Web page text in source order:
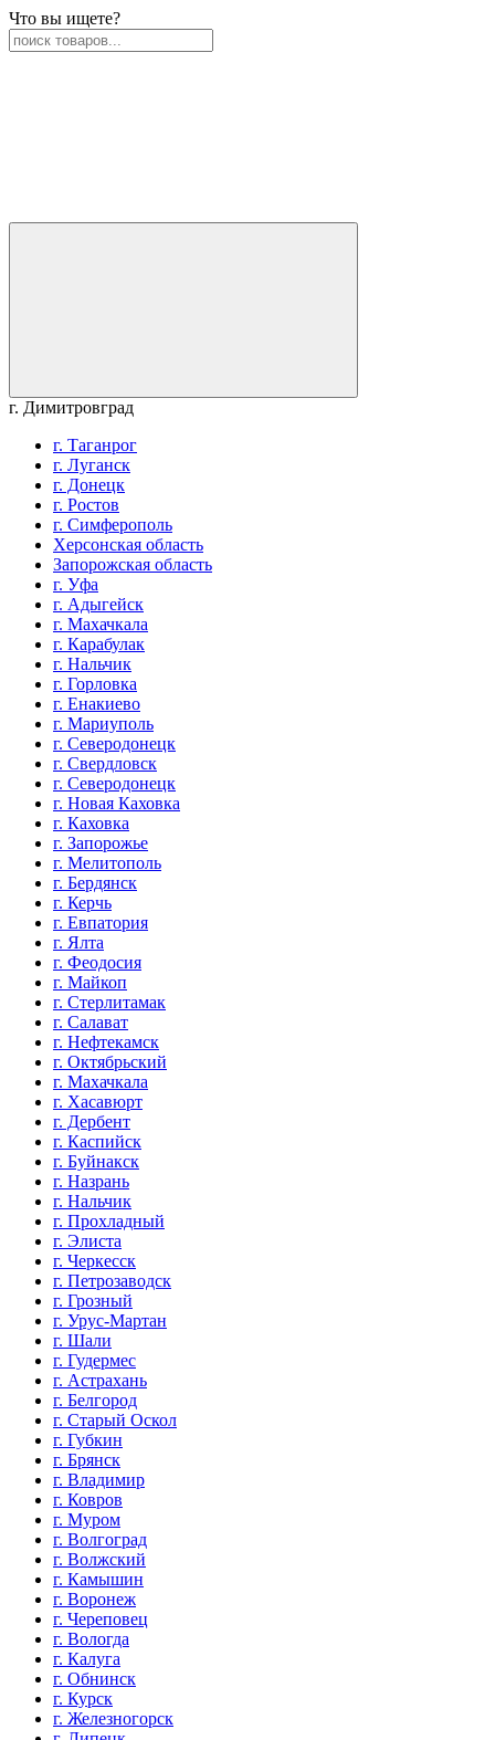
Что вы ищете?
г. Димитровград
г. Таганрог
г. Луганск
г. Донецк
г. Ростов
г. Симферополь
Херсонская область
Запорожская область
г. Уфа
г. Адыгейск
г. Махачкала
г. Карабулак
г. Нальчик
г. Горловка
г. Енакиево
г. Мариуполь
г. Северодонецк
г. Свердловск
г. Северодонецк
г. Новая Каховка
г. Каховка
г. Запорожье
г. Мелитополь
г. Бердянск
г. Керчь
г. Евпатория
г. Ялта
г. Феодосия
г. Майкоп
г. Стерлитамак
г. Салават
г. Нефтекамск
г. Октябрьский
г. Махачкала
г. Хасавюрт
г. Дербент
г. Каспийск
г. Буйнакск
г. Назрань
г. Нальчик
г. Прохладный
г. Элиста
г. Черкесск
г. Петрозаводск
г. Грозный
г. Урус-Мартан
г. Шали
г. Гудермес
г. Астрахань
г. Белгород
г. Старый Оскол
г. Губкин
г. Брянск
г. Владимир
г. Ковров
г. Муром
г. Волгоград
г. Волжский
г. Камышин
г. Воронеж
г. Череповец
г. Вологда
г. Калуга
г. Обнинск
г. Курск
г. Железногорск